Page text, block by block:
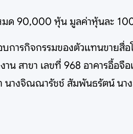
มด 90,000 หุ้น มูลค่าหุ้นละ
การกิจกรรมของตัวแทนขายสื่
สาขา เลขที่ 968 อาคารอื้อจื
นางจิณณารัชช์ สัมพันธรัตน์ นาง